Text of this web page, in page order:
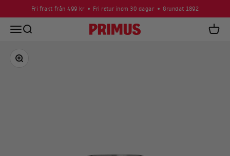
Hoppa till innehållet
Fri frakt från 499 kr Fri retur inom 30 dagar Grundat 1892
Öppna navigeringsmenyn
Öppna sök Primus
Zooma